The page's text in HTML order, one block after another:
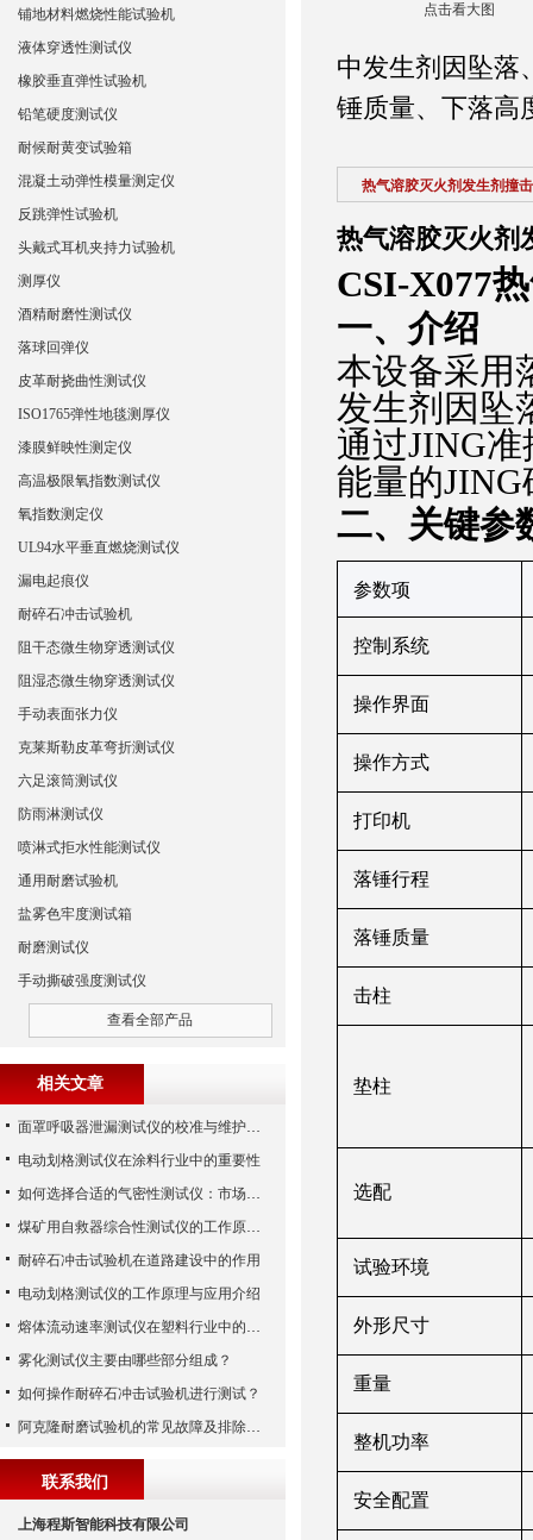
点击看大图
中发生剂因坠落
锤质量、下落高
热气溶胶灭火剂发生剂撞
热气溶胶灭火剂
CSI-X077
‌一、 介绍
本设备采用
发生剂因坠
通过JING
能量的
二、关键参
‌参数项‌
控制系统
操作界面
操作方式
打印机
落锤行程
落锤质量
击柱
垫柱
选配
试验环境
外形尺寸
重量
整机功率
安全配置
铺地材料燃烧性能试验机
液体穿透性测试仪
橡胶垂直弹性试验机
铅笔硬度测试仪
耐候耐黄变试验箱
混凝土动弹性模量测定仪
反跳弹性试验机
头戴式耳机夹持力试验机
测厚仪
酒精耐磨性测试仪
落球回弹仪
皮革耐挠曲性测试仪
ISO1765弹性地毯测厚仪
漆膜鲜映性测定仪
高温极限氧指数测试仪
氧指数测定仪
UL94水平垂直燃烧测试仪
漏电起痕仪
耐碎石冲击试验机
阻干态微生物穿透测试仪
阻湿态微生物穿透测试仪
手动表面张力仪
克莱斯勒皮革弯折测试仪
六足滚筒测试仪
防雨淋测试仪
喷淋式拒水性能测试仪
通用耐磨试验机
盐雾色牢度测试箱
耐磨测试仪
手动撕破强度测试仪
查看全部产品
相关文章
面罩呼吸器泄漏测试仪的校准与维护技巧
电动划格测试仪在涂料行业中的重要性
如何选择合适的气密性测试仪：市场指南
煤矿用自救器综合性测试仪的工作原理与功能解析
耐碎石冲击试验机在道路建设中的作用
电动划格测试仪的工作原理与应用介绍
熔体流动速率测试仪在塑料行业中的应用
雾化测试仪主要由哪些部分组成？
如何操作耐碎石冲击试验机进行测试？
阿克隆耐磨试验机的常见故障及排除方法
联系我们
上海程斯智能科技有限公司